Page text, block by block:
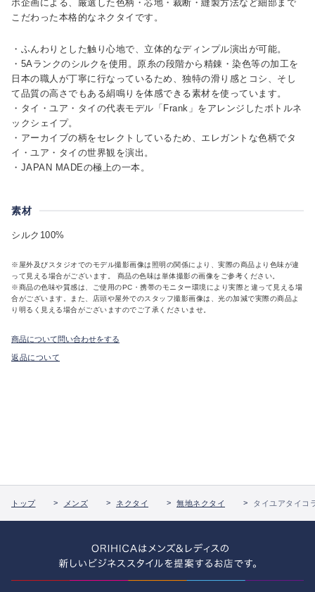
ボ企画による、厳選した色柄・芯地・裁断・縫製方法など細部まで
こだわった本格的なネクタイです。
・ふんわりとした触り心地で、立体的なディンプル演出が可能。
・5Aランクのシルクを使用。原糸の段階から精錬・染色等の加工を
日本の職人が丁寧に行なっているため、独特の滑り感とコシ、そし
て品質の高さでもある絹鳴りを体感できる素材を使っています。
・タイ・ユア・タイの代表モデル「Frank」をアレンジしたボトルネ
ックシェイプ。
・アーカイブの柄をセレクトしているため、エレガントな色柄でタ
イ・ユア・タイの世界観を演出。
・JAPAN MADEの極上の一本。
素材
シルク100%
※屋外及びスタジオでのモデル撮影画像は照明の関係により、実際の商品より色味が違
って見える場合がございます。 商品の色味は単体撮影の画像をご参考ください。
※商品の色味や質感は、ご使用のPC・携帯のモニター環境により実際と違って見える場
合がございます。また、店頭や屋外でのスタッフ撮影画像は、光の加減で実際の商品よ
り明るく見える場合がございますのでご了承くださいませ。
商品について問い合わせをする
返品について
トップ メンズ ネクタイ 無地ネクタイ タイユアタイコ